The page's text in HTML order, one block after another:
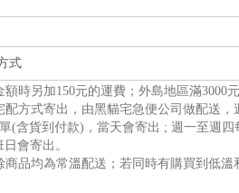
額時另加150元的運費；外島地區滿
方式寄出，由黑貓宅急便公司做配送，
(含貨到付款)，當天會寄出 ; 週一至週
會寄出。
品均為常溫配送；若同時有購買到低溫